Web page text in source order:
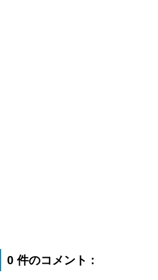
0 件のコメント :